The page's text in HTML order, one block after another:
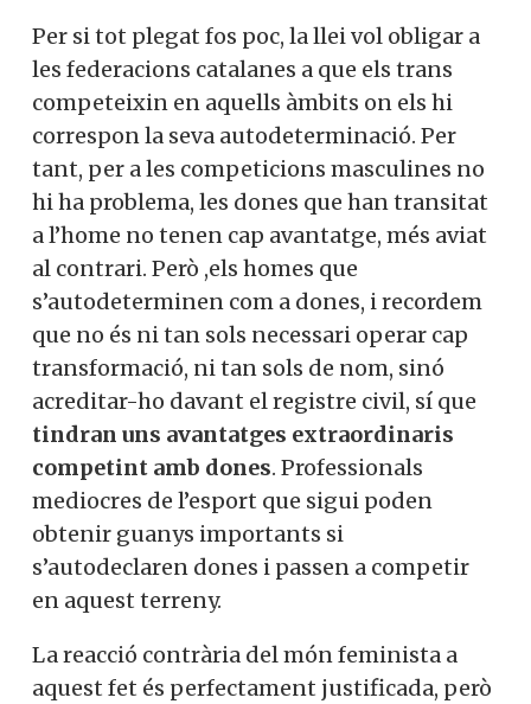
Per si tot plegat fos poc, la llei vol obligar a
les federacions catalanes a que els trans
competeixin en aquells àmbits on els hi
correspon la seva autodeterminació. Per
tant, per a les competicions masculines no
hi ha problema, les dones que han transitat
a l’home no tenen cap avantatge, més aviat
al contrari. Però ,els homes que
s’autodeterminen com a dones, i recordem
que no és ni tan sols necessari operar cap
transformació, ni tan sols de nom, sinó
acreditar-ho davant el registre civil, sí que
tindran uns avantatges extraordinaris
competint amb dones. Professionals
mediocres de l’esport que sigui poden
obtenir guanys importants si
s’autodeclaren dones i passen a competir
en aquest terreny.
La reacció contrària del món feminista a
aquest fet és perfectament justificada, però